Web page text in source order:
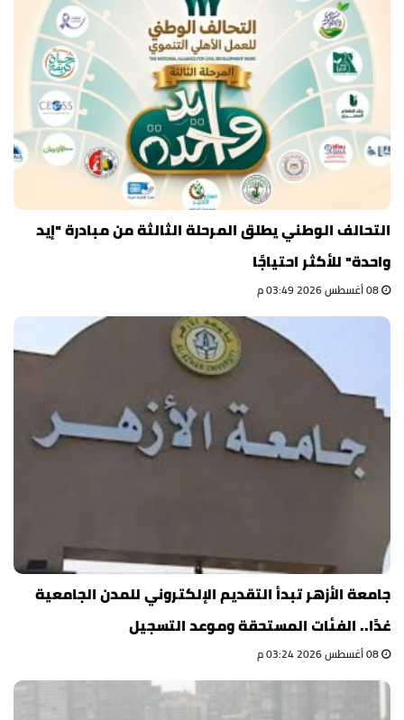
التحالف الوطني يطلق المرحلة الثالثة من مبادرة "إيد
واحدة" للأكثر احتياجًا
جامعة الأزهر تبدأ التقديم الإلكتروني للمدن الجامعية
غدًا.. الفئات المستحقة وموعد التسجيل